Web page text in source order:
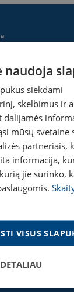
politika
naudoja
siekdami
skelbimus ir
dalijamės
mūsų svetaine
partneriais,
informacija,
jie surinko,
VISUS